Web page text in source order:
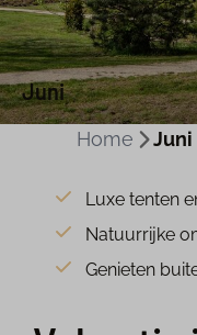
Juni
Home Juni
Luxe tenten
Natuurrijke
Genieten